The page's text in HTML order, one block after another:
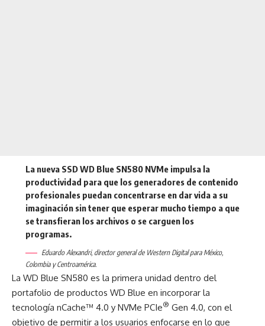
La nueva SSD WD Blue SN580 NVMe impulsa la
productividad para que los generadores de contenido
profesionales puedan concentrarse en dar vida a su
imaginación sin tener que esperar mucho tiempo a que
se transfieran los archivos o se carguen los
programas.
Eduardo Alexandri, director general de Western Digital para México,
Colombia y Centroamérica.
La WD Blue SN580 es la primera unidad dentro del
portafolio de productos WD Blue en incorporar la
tecnología nCache™ 4.0 y NVMe PCIe® Gen 4.0, con el
objetivo de permitir a los usuarios enfocarse en lo que